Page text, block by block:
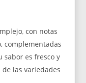
con notas
complementadas
sabor es fresco y
las variedades